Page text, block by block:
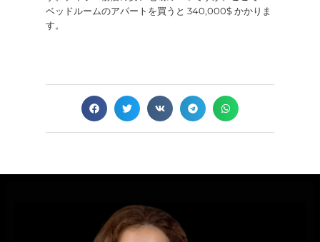
ベッドルームのアパートを買うと 340,000$ かかりま
す。